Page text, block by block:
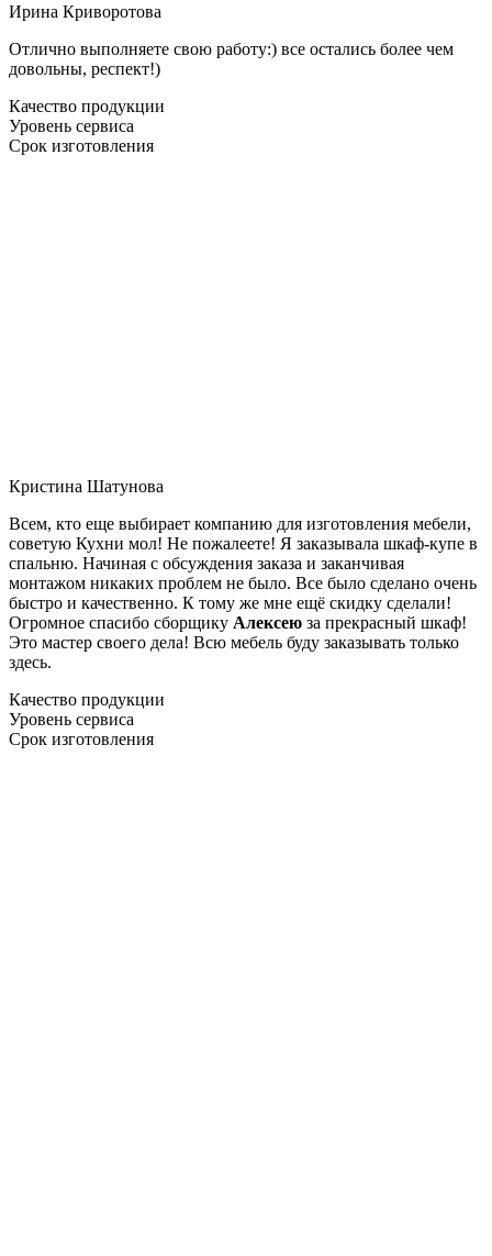
Ирина Криворотова
Отлично выполняете свою работу:) все остались более чем
довольны, респект!)
Качество продукции
Уровень сервиса
Срок изготовления
Кристина Шатунова
Всем, кто еще выбирает компанию для изготовления мебели,
советую Кухни мол! Не пожалеете! Я заказывала шкаф-купе в
спальню. Начиная с обсуждения заказа и заканчивая
монтажом никаких проблем не было. Все было сделано очень
быстро и качественно. К тому же мне ещё скидку сделали!
Огромное спасибо сборщику Алексею за прекрасный шкаф!
Это мастер своего дела! Всю мебель буду заказывать только
здесь.
Качество продукции
Уровень сервиса
Срок изготовления